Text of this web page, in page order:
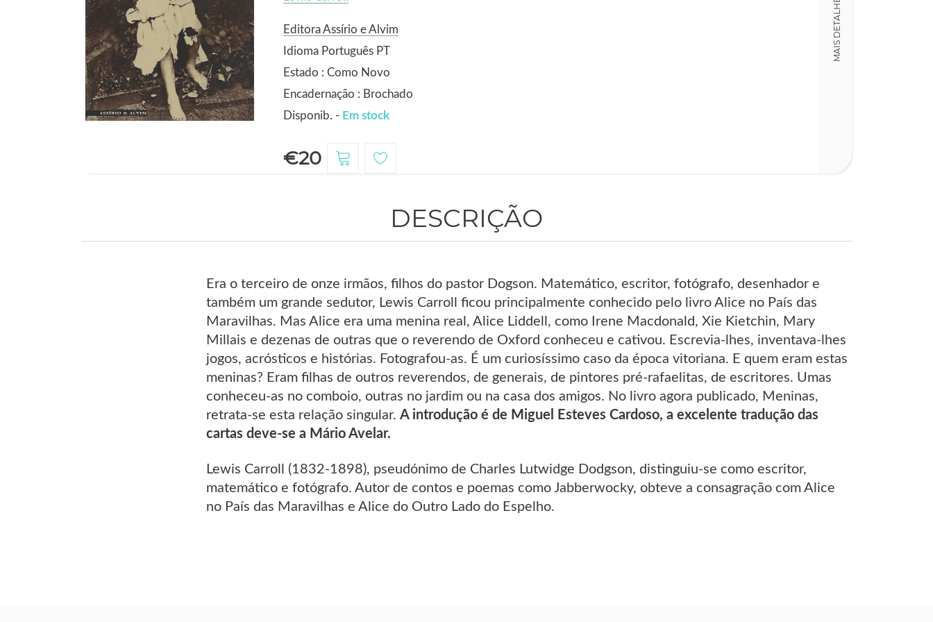
Editora Assírio e Alvim
Idioma Português PT
Estado : Como Novo
Encadernação : Brochado
Disponib. - Em stock
€20
MAIS DETALHES
DESCRIÇÃO
Era o terceiro de onze irmãos, filhos do pastor Dogson. Matemático, escritor, fotógrafo, desenhador e
também um grande sedutor, Lewis Carroll ficou principalmente conhecido pelo livro Alice no País das
Maravilhas. Mas Alice era uma menina real, Alice Liddell, como Irene Macdonald, Xie Kietchin, Mary
Millais e dezenas de outras que o reverendo de Oxford conheceu e cativou. Escrevia-lhes, inventava-lhes
jogos, acrósticos e histórias. Fotografou-as. É um curiosíssimo caso da época vitoriana. E quem eram estas
meninas? Eram filhas de outros reverendos, de generais, de pintores pré-rafaelitas, de escritores. Umas
conheceu-as no comboio, outras no jardim ou na casa dos amigos. No livro agora publicado, Meninas,
retrata-se esta relação singular. A introdução é de Miguel Esteves Cardoso, a excelente tradução das
cartas deve-se a Mário Avelar.
Lewis Carroll (1832-1898), pseudónimo de Charles Lutwidge Dodgson, distinguiu-se como escritor,
matemático e fotógrafo. Autor de contos e poemas como Jabberwocky, obteve a consagração com Alice
no País das Maravilhas e Alice do Outro Lado do Espelho.